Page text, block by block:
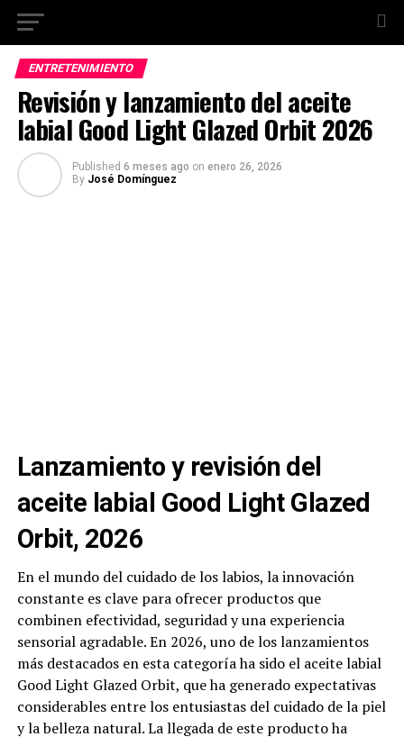
ENTRETENIMIENTO
Revisión y lanzamiento del aceite
labial Good Light Glazed Orbit 2026
Published 6 meses ago on enero 26, 2026
By José Domínguez
Lanzamiento y revisión del
aceite labial Good Light Glazed
Orbit, 2026
En el mundo del cuidado de los labios, la innovación
constante es clave para ofrecer productos que
combinen efectividad, seguridad y una experiencia
sensorial agradable. En 2026, uno de los lanzamientos
más destacados en esta categoría ha sido el aceite labial
Good Light Glazed Orbit, que ha generado expectativas
considerables entre los entusiastas del cuidado de la piel
y la belleza natural. La llegada de este producto ha